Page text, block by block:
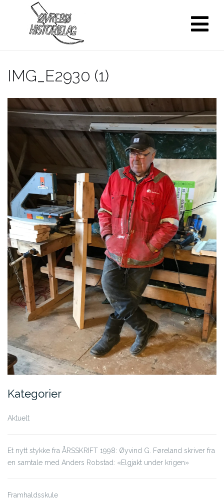
IMG_E2930 (1)
Kategorier
Aktuelt
Et nytt stykke fra ÅRSSKRIFT 1998: Øyvind G. Føreland skriver fra
en samtale med Anders Robstad: «Elgjakt under krigen»
Framhaldsskule